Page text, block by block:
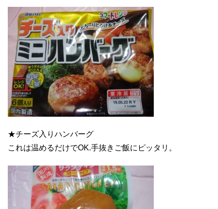
★チーズ入りハンバーグ
これは温めるだけでOK.手抜きご飯にピッタリ。